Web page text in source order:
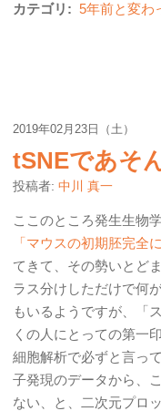
カテゴリ: 5年前と変わ
2019年02月23日（土）
tSNEであそ
投稿者: 中川 真一
ここのところ発生生物
「マウスの初期胚完全
てきて、その勢いとど
ラス分けしただけで何
もいるようですが、「
くの人にとっての第一
細胞解析で必ずと言っ
子発現のデータから、
ない、と、二次元プロ